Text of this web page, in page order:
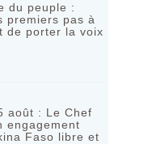
du peuple :
premiers pas à
de porter la voix
août : Le Chef
engagement
Faso libre et